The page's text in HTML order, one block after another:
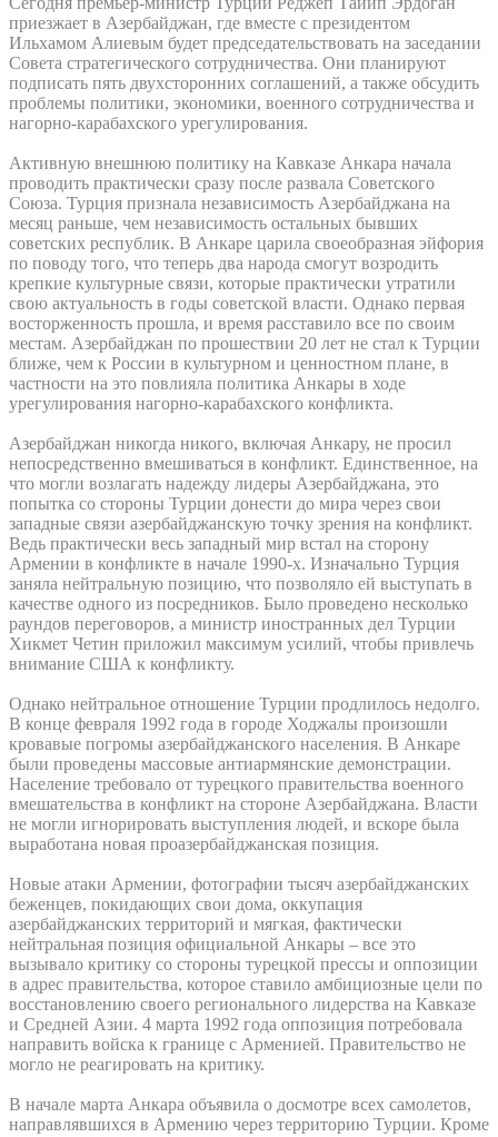
приезжает в Азербайджан, где вместе с президентом
Ильхамом Алиевым будет председательствовать на заседании
Совета стратегического сотрудничества. Они планируют
подписать пять двухсторонних соглашений, а также обсудить
проблемы политики, экономики, военного сотрудничества и
нагорно-карабахского урегулирования.
Активную внешнюю политику на Кавказе Анкара начала
проводить практически сразу после развала Советского
Союза. Турция признала независимость Азербайджана на
месяц раньше, чем независимость остальных бывших
советских республик. В Анкаре царила своеобразная эйфория
по поводу того, что теперь два народа смогут возродить
крепкие культурные связи, которые практически утратили
свою актуальность в годы советской власти. Однако первая
восторженность прошла, и время расставило все по своим
местам. Азербайджан по прошествии 20 лет не стал к Турции
ближе, чем к России в культурном и ценностном плане, в
частности на это повлияла политика Анкары в ходе
урегулирования нагорно-карабахского конфликта.
Азербайджан никогда никого, включая Анкару, не просил
непосредственно вмешиваться в конфликт. Единственное, на
что могли возлагать надежду лидеры Азербайджана, это
попытка со стороны Турции донести до мира через свои
западные связи азербайджанскую точку зрения на конфликт.
Ведь практически весь западный мир встал на сторону
Армении в конфликте в начале 1990-х. Изначально Турция
заняла нейтральную позицию, что позволяло ей выступать в
качестве одного из посредников. Было проведено несколько
раундов переговоров, а министр иностранных дел Турции
Хикмет Четин приложил максимум усилий, чтобы привлечь
внимание США к конфликту.
Однако нейтральное отношение Турции продлилось недолго.
В конце февраля 1992 года в городе Ходжалы произошли
кровавые погромы азербайджанского населения. В Анкаре
были проведены массовые антиармянские демонстрации.
Население требовало от турецкого правительства военного
вмешательства в конфликт на стороне Азербайджана. Власти
не могли игнорировать выступления людей, и вскоре была
выработана новая проазербайджанская позиция.
Новые атаки Армении, фотографии тысяч азербайджанских
беженцев, покидающих свои дома, оккупация
азербайджанских территорий и мягкая, фактически
нейтральная позиция официальной Анкары – все это
вызывало критику со стороны турецкой прессы и оппозиции
в адрес правительства, которое ставило амбициозные цели по
восстановлению своего регионального лидерства на Кавказе
и Средней Азии. 4 марта 1992 года оппозиция потребовала
направить войска к границе с Арменией. Правительство не
могло не реагировать на критику.
В начале марта Анкара объявила о досмотре всех самолетов,
направлявшихся в Армению через территорию Турции. Кроме